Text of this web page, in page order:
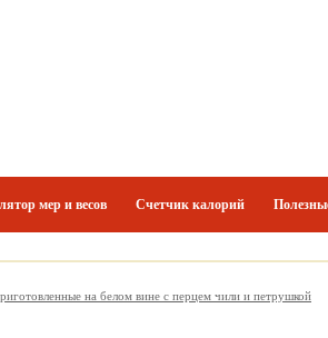
мер и весов Счетчик калорий
на белом вине с перцем чили и петрушкой